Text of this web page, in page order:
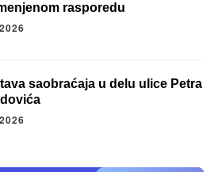
rasporedu
saobraćaja u delu ulice Petra